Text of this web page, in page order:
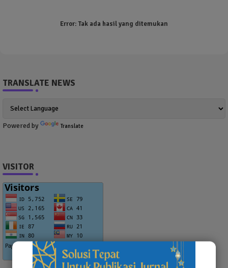
Error:Tak ada hasil yang ditemukan
TRANSLATE NEWS
Powered by Translate
VISITOR